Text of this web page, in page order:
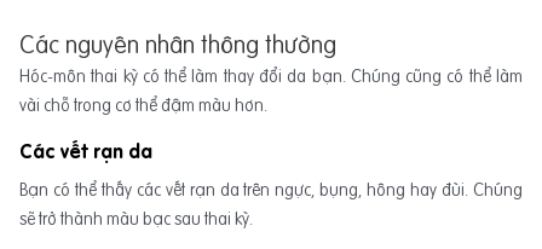
Các nguyên nhân thông thường
Hóc-môn thai kỳ có thể làm thay đổi da bạn. Chúng cũng có thể làm
vài chỗ trong cơ thể đậm màu hơn.
Các vết rạn da
Bạn có thể thấy các vết rạn da trên ngực, bụng, hông hay đùi. Chúng
sẽ trở thành màu bạc sau thai kỳ.